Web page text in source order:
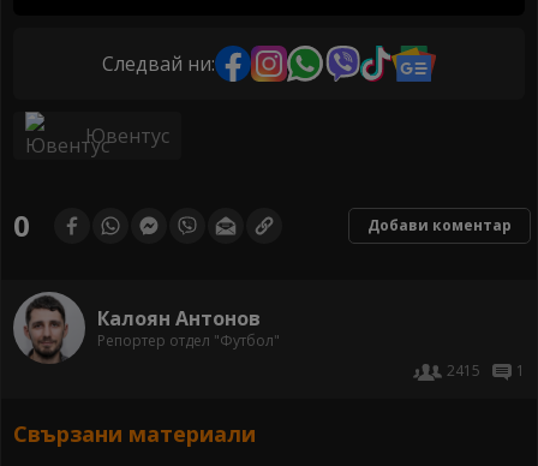
Следвай ни:
Ювентус
0 Добави коментар
Калоян Антонов
Репортер отдел "Футбол"
2415
1
Свързани материали